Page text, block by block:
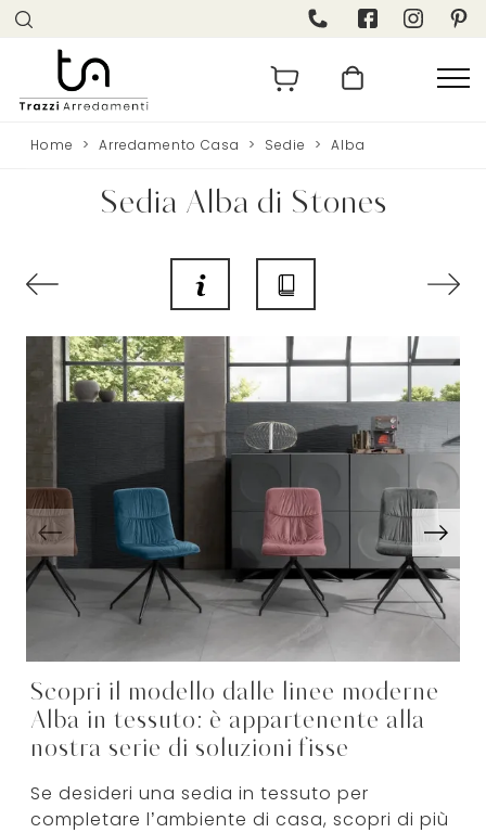
Home > Arredamento Casa > Sedie > Alba
Sedia Alba di Stones
Scopri il modello dalle linee moderne
Alba in tessuto: è appartenente alla
nostra serie di soluzioni fisse
Se desideri una sedia in tessuto per
completare l’ambiente di casa, scopri di più